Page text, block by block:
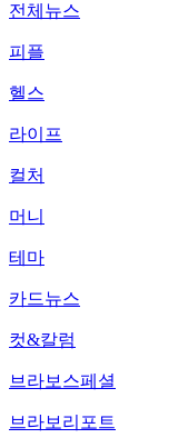
전체뉴스
피플
헬스
라이프
컬처
머니
테마
카드뉴스
컷&칼럼
브라보스페셜
브라보리포트